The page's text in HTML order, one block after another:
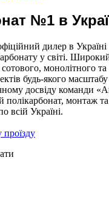
№1 в
дилер в
у світі.
монолітного
будь-якого
досвіду команди
полікарбонат, монтаж
всій Україні.
проїзду